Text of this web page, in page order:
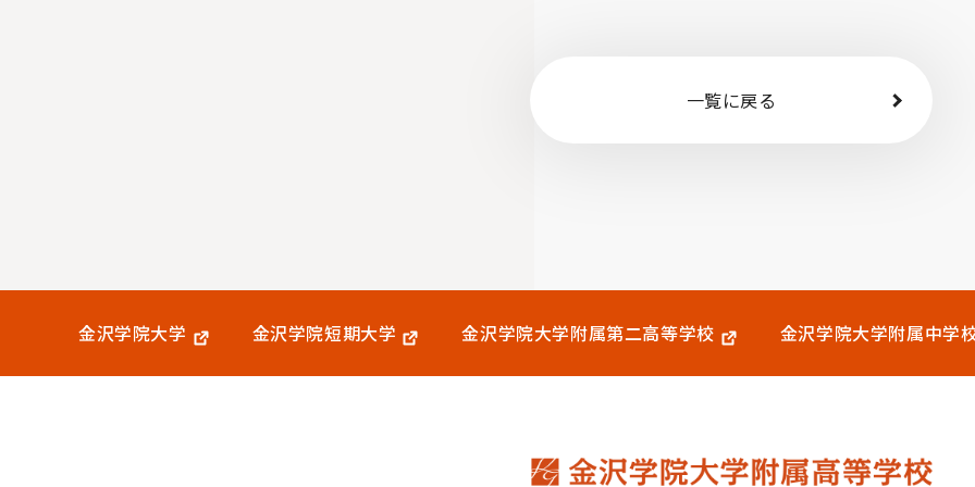
一覧に戻る
金沢学院大学 金沢学院短期大学 金沢学院大学附属第二高等学校 金沢学院大学附属中学